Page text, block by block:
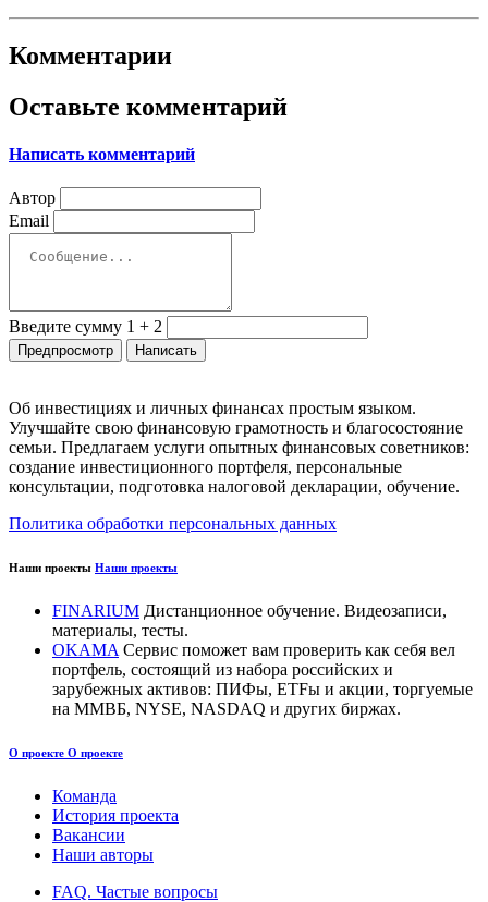
Комментарии
Оставьте комментарий
Написать комментарий
Автор
Email
Введите сумму 1 + 2
Об инвестициях и личных финансах простым языком.
Улучшайте свою финансовую грамотность и благосостояние
семьи. Предлагаем услуги опытных финансовых советников:
создание инвестиционного портфеля, персональные
консультации, подготовка налоговой декларации, обучение.
Политика обработки персональных данных
Наши проекты Наши проекты
FINARIUM Дистанционное обучение. Видеозаписи,
материалы, тесты.
OKAMA Сервис поможет вам проверить как себя вел
портфель, состоящий из набора российских и
зарубежных активов: ПИФы, ETFы и акции, торгуемые
на ММВБ, NYSE, NASDAQ и других биржах.
О проекте О проекте
Команда
История проекта
Вакансии
Наши авторы
FAQ. Частые вопросы